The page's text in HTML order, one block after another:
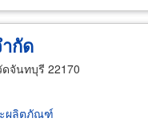
กัด
จันทบุรี 22170
ะผลิตภัณฑ์